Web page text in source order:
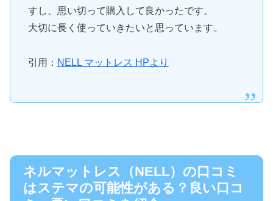
すし、思い切って購入して良かったです。
大切に長く使っていきたいと思っています。
引用： NELL マットレス HPより
ネルマットレス（NELL）の口コミ
はステマの可能性がある？良い口コ